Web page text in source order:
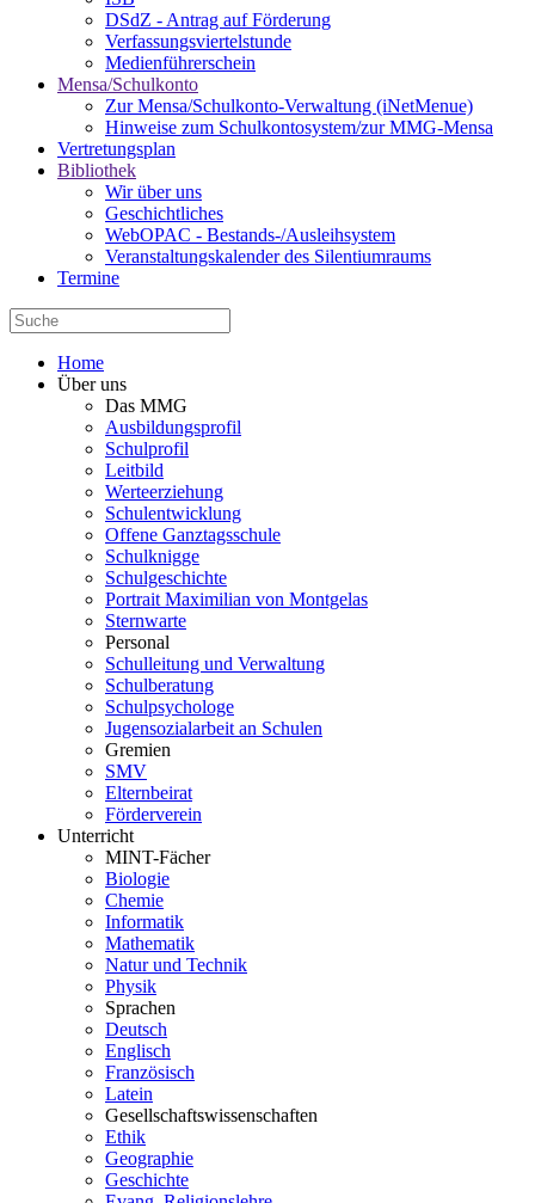
DSdZ - Antrag auf Förderung
Verfassungsviertelstunde
Medienführerschein
Mensa/Schulkonto
Zur Mensa/Schulkonto-Verwaltung (iNetMenue)
Hinweise zum Schulkontosystem/zur MMG-Mensa
Vertretungsplan
Bibliothek
Wir über uns
Geschichtliches
WebOPAC - Bestands-/Ausleihsystem
Veranstaltungskalender des Silentiumraums
Termine
Home
Über uns
Das MMG
Ausbildungsprofil
Schulprofil
Leitbild
Werteerziehung
Schulentwicklung
Offene Ganztagsschule
Schulknigge
Schulgeschichte
Portrait Maximilian von Montgelas
Sternwarte
Personal
Schulleitung und Verwaltung
Schulberatung
Schulpsychologe
Jugensozialarbeit an Schulen
Gremien
SMV
Elternbeirat
Förderverein
Unterricht
MINT-Fächer
Biologie
Chemie
Informatik
Mathematik
Natur und Technik
Physik
Sprachen
Deutsch
Englisch
Französisch
Latein
Gesellschaftswissenschaften
Ethik
Geographie
Geschichte